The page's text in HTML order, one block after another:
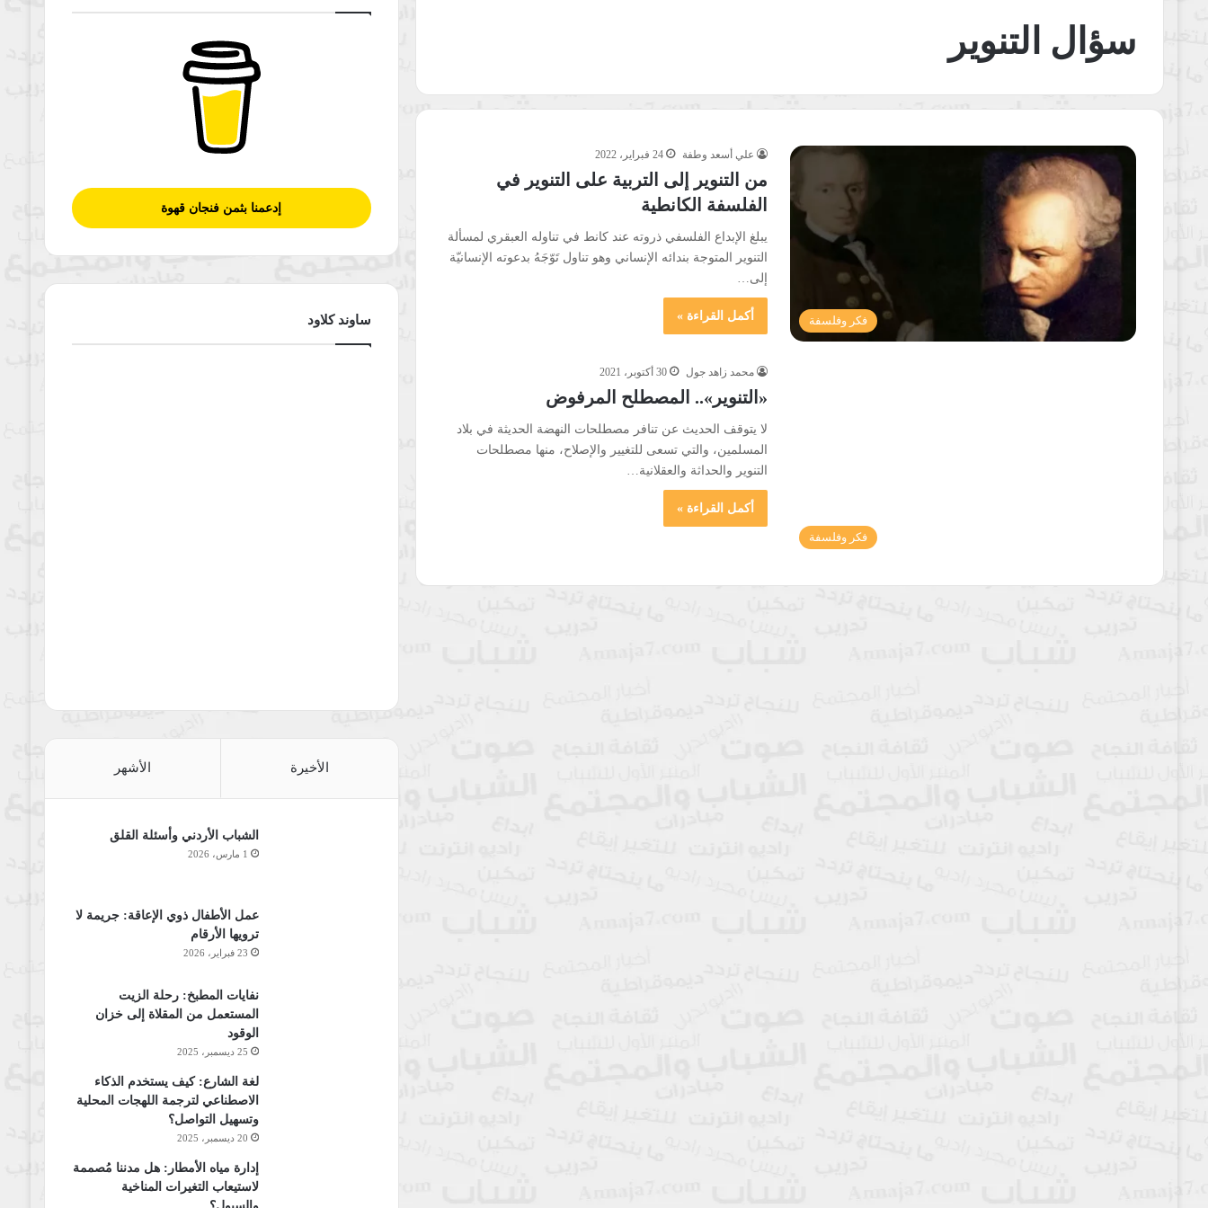
سؤال التنوير
فكر وفلسفة
علي أسعد وطفة 24 فبراير، 2022
من التنوير إلى التربية على التنوير في
الفلسفة الكانطية
يبلغ الإبداع الفلسفي ذروته عند كانط في تناوله العبقري لمسألة
التنوير المتوجة بندائه الإنساني وهو تناول تَوّجَهُ بدعوته الإنسانيّة
إلى…
أكمل القراءة »
فكر وفلسفة
محمد زاهد جول 30 أكتوبر، 2021
«التنوير».. المصطلح المرفوض
لا يتوقف الحديث عن تنافر مصطلحات النهضة الحديثة في بلاد
المسلمين، والتي تسعى للتغيير والإصلاح، منها مصطلحات
التنوير والحداثة والعقلانية…
أكمل القراءة »
إدعمنا بثمن فنجان قهوة
ساوند كلاود
الأخيرة الأشهر
الشباب الأردني وأسئلة القلق
1 مارس، 2026
عمل الأطفال ذوي الإعاقة: جريمة لا
ترويها الأرقام
23 فبراير، 2026
نفايات المطبخ: رحلة الزيت
المستعمل من المقلاة إلى خزان
الوقود
25 ديسمبر، 2025
لغة الشارع: كيف يستخدم الذكاء
الاصطناعي لترجمة اللهجات المحلية
وتسهيل التواصل؟
20 ديسمبر، 2025
إدارة مياه الأمطار: هل مدننا مُصممة
لاستيعاب التغيرات المناخية